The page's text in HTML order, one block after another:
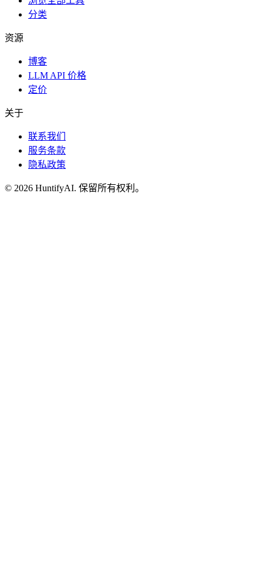
分类
资源
博客
LLM API 价格
定价
关于
联系我们
服务条款
隐私政策
© 2026 HuntifyAI. 保留所有权利。